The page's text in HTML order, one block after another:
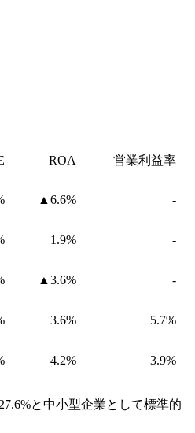
ROA 営業利益率
▲6.6% -
1.9% -
▲3.6% -
3.6% 5.7%
4.2% 3.9%
と中小型企業として標準的